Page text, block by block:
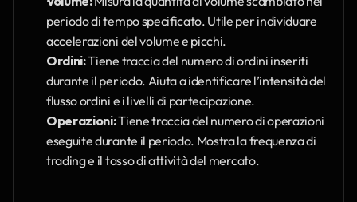
periodo di tempo specificato. Utile per individuare
accelerazioni del volume e picchi.
Ordini: Tiene traccia del numero di ordini inseriti
durante il periodo. Aiuta a identificare l’intensità del
flusso ordini e i livelli di partecipazione.
Operazioni: Tiene traccia del numero di operazioni
eseguite durante il periodo. Mostra la frequenza di
trading e il tasso di attività del mercato.